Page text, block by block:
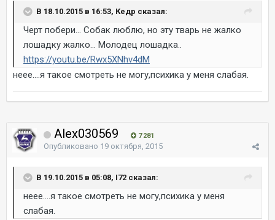
В 18.10.2015 в 16:53, Кедр сказал:
Черт побери... Собак люблю, но эту тварь не жалко
лошадку жалко... Молодец лошадка..
https://youtu.be/Rwx5XNhv4dM
неее....я такое смотреть не могу,психика у меня слабая.
Alex030569 7 281
Опубликовано 19 октября, 2015
В 19.10.2015 в 05:08, I72 сказал:
неее....я такое смотреть не могу,психика у меня
слабая.